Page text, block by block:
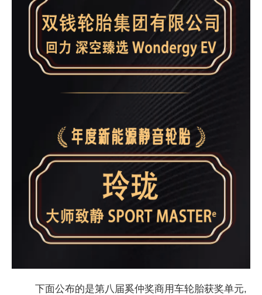
下面公布的是第八届奚仲奖商用车轮胎获奖单元,